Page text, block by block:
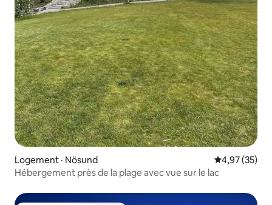
Logement · Nösund Note
4,97 (35)
Hébergement près de la plage avec vue sur le lac